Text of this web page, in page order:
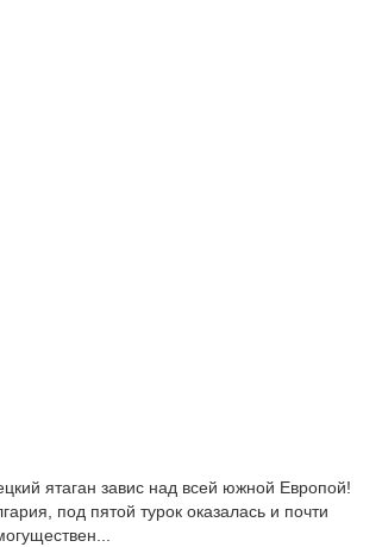
ятаган завис над всей южной Европой!
под пятой турок оказалась и почти